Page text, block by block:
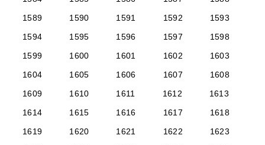
1589
1590 1591 1592
1593
1594
1595 1596 1597
1598
1599
1600 1601 1602
1603
1604
1605 1606 1607
1608
1609
1610 1611 1612
1613
1614
1615 1616 1617
1618
1619
1620 1621 1622
1623